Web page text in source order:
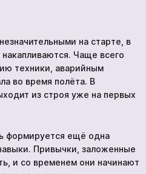
на старте, в
Чаще всего
техники, аварийным
во время полёта. В
из строя уже на первых
формируется ещё одна
Привычки, заложенные
и со временем они начинают